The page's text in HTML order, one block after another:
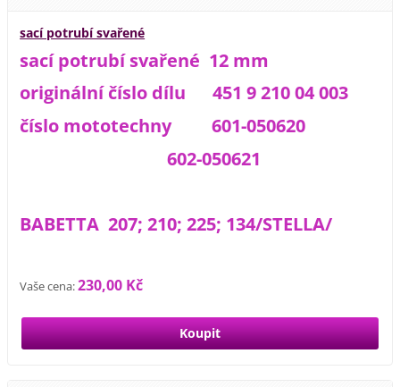
sací potrubí svařené
sací potrubí svařené 12 mm
originální číslo dílu 451 9 210 04 003
číslo mototechny 601-050620
602-050621
BABETTA 207; 210; 225; 134/STELLA/
Vaše cena:230,00 Kč